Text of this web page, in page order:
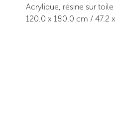
Acrylique, résine sur toile
120.0 x 180.0 cm / 47.2 x